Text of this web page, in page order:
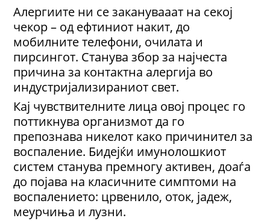
Алергиите ни се заканувааат на секој
чекор – од ефтиниот накит, до
мобилните телефони, очилата и
пирсингот. Станува збор за најчеста
причина за контактна алергија во
индустријализираниот свет.
Кај чувствителните лица овој процес го
поттикнува организмот да го
препознава никелот како причинител за
воспаление. Бидејќи имунолошкиот
систем станува премногу активен, доаѓа
до појава на класичните симптоми на
воспалението: црвенило, оток, јадеж,
меурчиња и лузни.